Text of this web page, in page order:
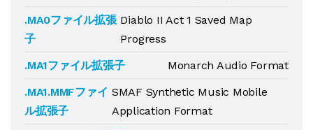
.MA0ファイル拡張
子
Diablo II Act 1 Saved Map
Progress
.MA1ファイル拡張子
Monarch Audio Format
.MA1.MMFファイ
ル拡張子
SMAF Synthetic Music Mobile
Application Format